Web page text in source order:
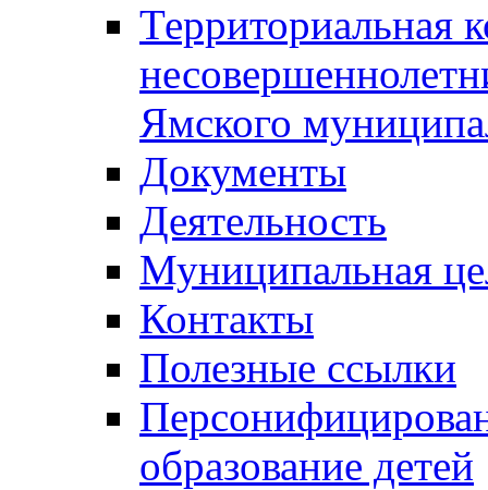
Территориальная
Ямского
Документы
Деятельность
Муниципальная
Контакты
Полезные ссылки
образование детей